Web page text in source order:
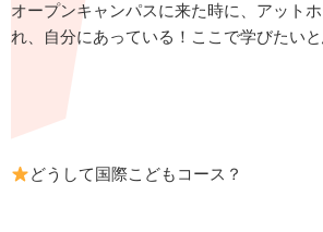
オープンキャンパスに来た時に、アット
れ、自分にあっている！ここで学びたいと
どうして国際こどもコース？